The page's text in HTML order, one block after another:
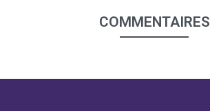
COMMENTAIRES